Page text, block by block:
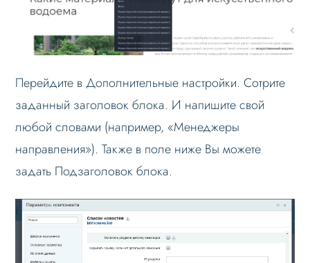
Перейдите в Дополнительные настройки. Сотрите
заданный заголовок блока. И напишите свой
любой словами (например, «Менеджеры
направления»). Также в поле ниже Вы можете
задать Подзаголовок блока.